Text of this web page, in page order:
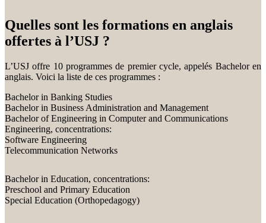
Quelles sont les formations en anglais
offertes à l’USJ ?
L’USJ offre 10 programmes de premier cycle, appelés Bachelor en
anglais. Voici la liste de ces programmes :
Bachelor in Banking Studies
Bachelor in Business Administration and Management
Bachelor of Engineering in Computer and Communications
Engineering, concentrations:
Software Engineering
Telecommunication Networks
Bachelor in Education, concentrations:
Preschool and Primary Education
Special Education (Orthopedagogy)